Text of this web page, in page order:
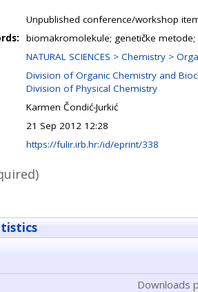
Unpublished conference/workshop
biomakromolekule; genetičke
NATURAL SCIENCES > Chemistry >
Division of Organic Chemistry and
Division of Physical Chemistry
Karmen Čondić-Jurkić
21 Sep 2012 12:28
https://fulir.irb.hr:/id/eprint/338
Downloads